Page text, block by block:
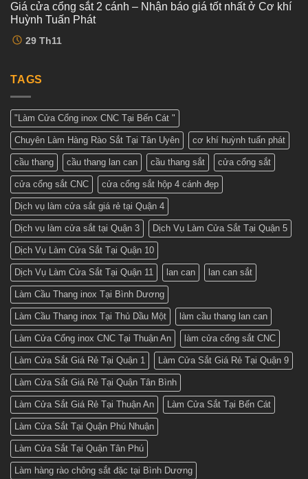
Phát
Dịch
vụ
tốt
nhất
tại
Tuấn
ở
Cửa
cổng
cánh
khảo
mẫu
đẹp
nhất
hiện
nay
29 Th11
Giá cửa cổng sắt 2 cánh – Nhận báo giá tốt nhất ở Cơ khí
Huỳnh Tuấn Phát
Không
có
Giá
cổng
2
cánh
–
Nhận
báo
giá
tốt
nhất
Cơ
khí
Huỳnh
Tuấn
Phát
TAGS
"Làm Cửa Cổng inox CNC Tại Bến Cát "
Chuyên Làm Hàng Rào Sắt Tại Tân Uyên cơ khí huỳnh tuấn phát
cầu thang cầu thang lan can cầu thang sắt cửa cổng sắt
cửa cổng sắt CNC cửa cổng sắt hộp 4 cánh đẹp
Dịch vụ làm cửa sắt giá rẻ tại Quận 4
Dịch vụ làm cửa sắt tại Quận 3 Dịch Vụ Làm Cửa Sắt Tại Quận 5
Dịch Vụ Làm Cửa Sắt Tại Quận 10
Dịch Vụ Làm Cửa Sắt Tại Quận 11 lan can lan can sắt
Làm Cầu Thang inox Tại Bình Dương
Làm Cầu Thang inox Tại Thủ Dầu Một làm cầu thang lan can
Làm Cửa Cổng inox CNC Tại Thuận An làm cửa cổng sắt CNC
Làm Cửa Sắt Giá Rẻ Tại Quận 1 Làm Cửa Sắt Giá Rẻ Tại Quận 9
Làm Cửa Sắt Giá Rẻ Tại Quận Tân Bình
Làm Cửa Sắt Giá Rẻ Tại Thuận An Làm Cửa Sắt Tại Bến Cát
Làm Cửa Sắt Tại Quận Phú Nhuận
Làm Cửa Sắt Tại Quận Tân Phú
Làm hàng rào chông sắt đặc tại Bình Dương